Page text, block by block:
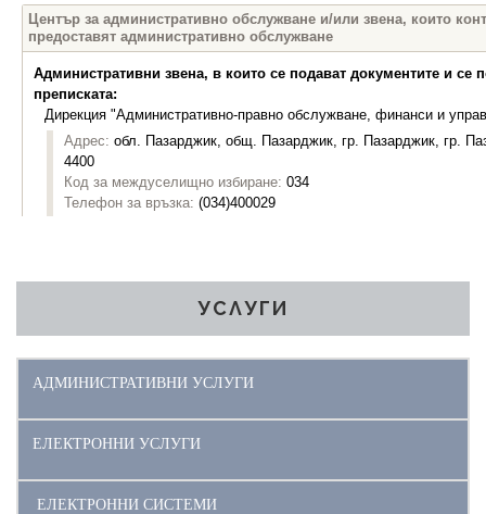
УСЛУГИ
АДМИНИСТРАТИВНИ УСЛУГИ
ЕЛЕКТРОННИ УСЛУГИ
ЕЛЕКТРОННИ СИСТЕМИ